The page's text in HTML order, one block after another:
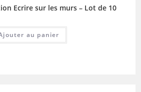
Ecrire sur les murs – Lot de 10
au panier